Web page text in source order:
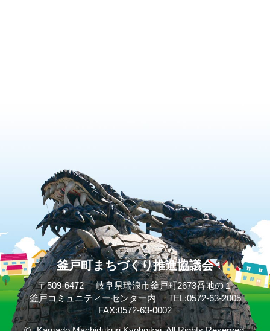
釜戸町まちづくり推進協議会
〒509-6472
岐阜県瑞浪市釜戸町2673番地の１
釜戸コミュニティーセンター内
TEL:0572-63-2005
FAX:0572-63-0002